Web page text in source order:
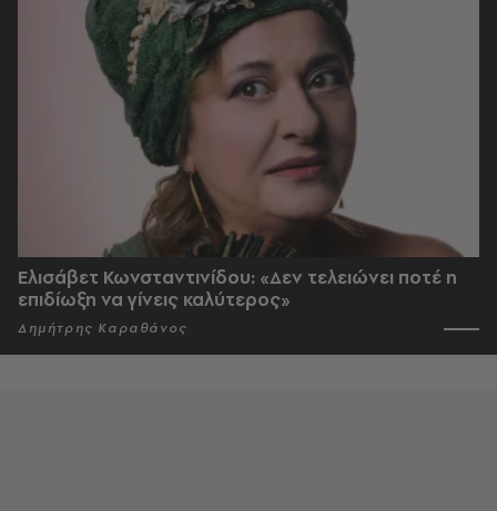
Ελισάβετ Κωνσταντινίδου: «Δεν τελειώνει ποτέ η
επιδίωξη να γίνεις καλύτερος»
Δημήτρης Καραθάνος